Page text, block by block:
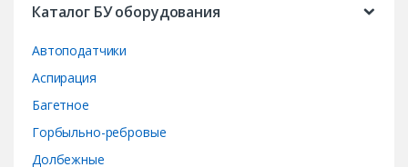
Каталог БУ оборудования
Автоподатчики
Аспирация
Багетное
Горбыльно-ребровые
Долбежные